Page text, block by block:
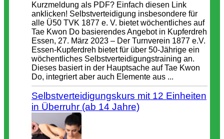
Kurzmeldung als PDF? Einfach diesen Link
anklicken! Selbstverteidigung insbesondere für
alle Ü50 TVK 1877 e. V. bietet wöchentliches auf
Tae Kwon Do basierendes Angebot in Kupferdreh
Essen, 27. März 2023 – Der Turnverein 1877 e.V.
Essen-Kupferdreh bietet für über 50-Jährige ein
wöchentliches Selbstverteidigungstraining an.
Dieses basiert in der Hauptsache auf Tae Kwon
Do, integriert aber auch Elemente aus ...
Selbstverteidigungskurs mit 12 Einheiten
in Überruhr (ab 14 Jahre)